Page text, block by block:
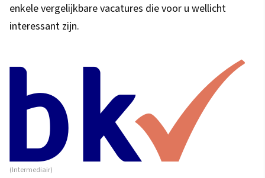
enkele vergelijkbare vacatures die voor u wellicht
interessant zijn.
(Intermediair)